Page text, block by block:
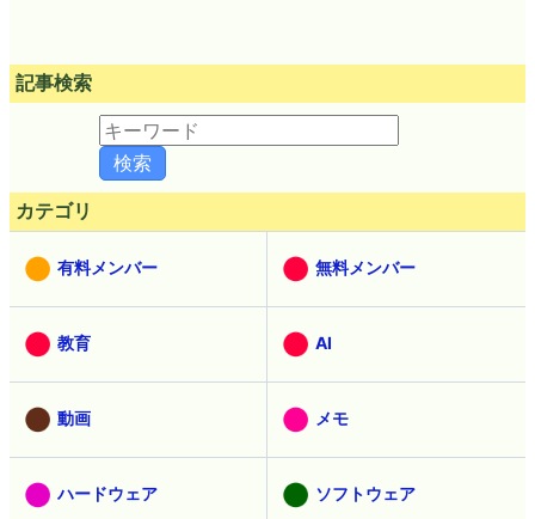
記事検索
カテゴリ
有料メンバー 無料メンバー
教育 AI
動画 メモ
ハードウェア ソフトウェア